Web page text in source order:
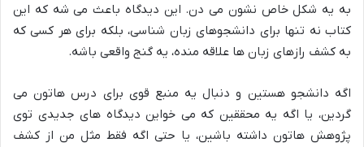
به یه شکل خاص نشون می دن. این دیدگاه باعث می شه که این
کتاب نه تنها برای دانشجوهای زبان شناسی، بلکه برای هر کسی که
به کشف رازهای زبان ها علاقه منده، یه گنج واقعی باشه.
اگه دانشجو هستین و دنبال یه منبع قوی برای درس هاتون می
گردین، یا اگه یه محققین که می خواین دیدگاه های جدیدی توی
پژوهش هاتون داشته باشین، یا حتی اگه فقط مثل من از کشف